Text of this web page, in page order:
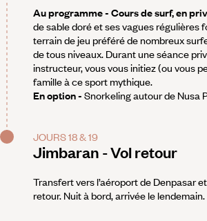
Au programme - Cours de surf, en
de sable doré et ses vagues régulières
terrain de jeu préféré de nombreux
de tous niveaux. Durant une séance
instructeur, vous vous initiez (ou vous
famille à ce sport mythique.
En option - Snorkeling autour de Nusa
JOURS 18 & 19
Jimbaran - Vol retour
Transfert vers l’aéroport de Denpasar
retour. Nuit à bord, arrivée le lendemain.